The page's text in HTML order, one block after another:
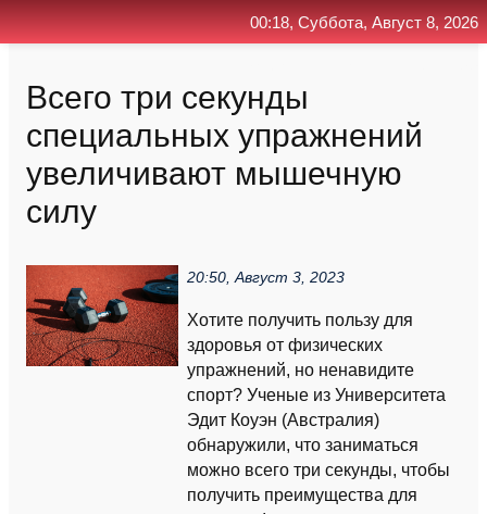
Всего три секунды
специальных упражнений
увеличивают мышечную
силу
20:50, Август 3, 2023
Хотите получить пользу для
здоровья от физических
упражнений, но ненавидите
спорт? Ученые из Университета
Эдит Коуэн (Австралия)
обнаружили, что заниматься
можно всего три секунды, чтобы
получить преимущества для
00:18, Суббота, Август 8, 2026